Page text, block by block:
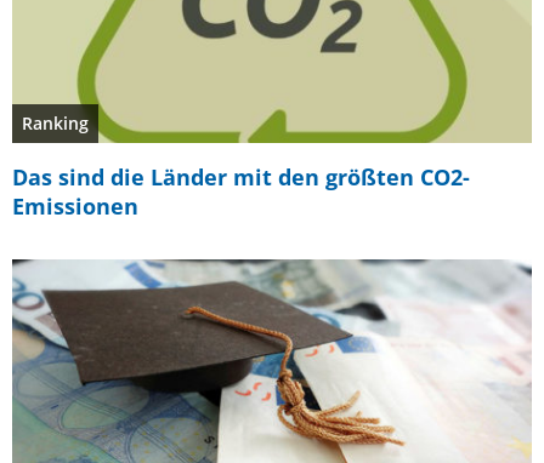
Ranking
Das sind die Länder mit den größten CO2-
Emissionen